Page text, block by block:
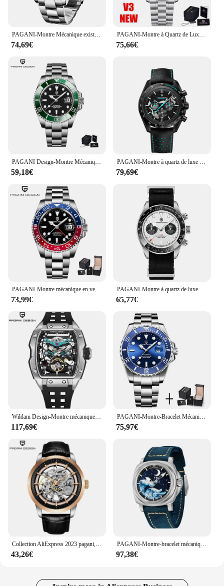
PAGANI-Montre Mécanique existent pour Homme, Lunette en Céramique, Arc-en-Ciel, Business, Étanche, Top Marque de Luxe
74,69€
PAGANI-Montre à Quartz de Luxe pour Homme, Chronographe, Saphir, Étanche, Acier Inoxydable, Reloj zones bre, Uco V5, Lune, 2024
75,66€
PAGANI Design-Montre Mécanique existent en Acier Inoxydable pour Homme, Accessoire de Luxe, Étanche, 40mm, NH35A, Nouveauté 2024
59,18€
PAGANI-Montre à quartz de luxe Moon Dark pour homme, montres pour homme, Modules, Seton dehors, chronographe, AR, verre saphir, montre-bracelet, nouveau, 2024
79,69€
PAGANI-Montre mécanique en verre saphir pour homme, 40mm, 100m, uco V3, magasin de luxe, nouvelle collection
73,99€
PAGANI-Montre à quartz de luxe pour homme, chronographe de sport, verre saphir AR, nouveau, 2024
65,77€
Wildani Design-Montre mécanique étanche pour homme, boîtier en acier inoxydable, cadran lumineux, à la mode, 50 mètres, nouveau, 2024
117,69€
PAGANI-Montre-Bracelet Mécanique existent pour Homme, Lunette en Céramique, Mouvement NH35, Verre Saphir, Marque Supérieure, Uco, Nouveau, V2, 43mm
75,97€
Collection AliExpress 2023 pagani, le mouvement de la surface de la peau pour hommes montre mécanique automatique étanche en acier inoxydable de luxe de conception Relogio Masculino
43,26€
PAGANI-Montre-bracelet mécanique étanche pour homme, mouvement, verre saphir, acier inoxydable, nouvelle mode, 2024
97,38€